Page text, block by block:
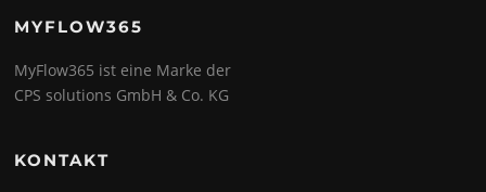
MYFLOW365
MyFlow365 ist eine Marke der
CPS solutions GmbH & Co. KG
KONTAKT